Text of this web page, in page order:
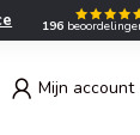
196
Mijn account